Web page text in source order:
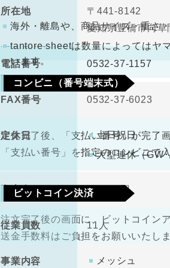
コンビニ払込票が郵送で届きます。
配となります。
コンビニ（番号端末式）
注文完了後、「支払い番号」が完了
「支払い番号」を指定のコンビニ
ビットコイン決済
注文完了後の画面に、ビットコイン
送金手数料はご負担をお願いいたしま
海外・離島や、商品サイズ・重さ
tantore sheetは数量によってはヤ
います。
所在地
〒441-8142
愛知県豊橋市向
電話番号 0532-37-1157
FAX番号 0532-37-6023
定休日
土日祝日
大型連休（GW
資本金 1000万円
従業員数 11人
事業内容 メッシュ